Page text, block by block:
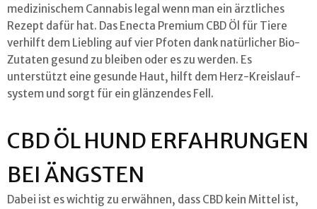
medizinischem Cannabis legal wenn man ein ärztliches
Rezept dafür hat. Das Enecta Premium CBD Öl für Tiere
verhilft dem Liebling auf vier Pfoten dank natürlicher Bio-
Zutaten gesund zu bleiben oder es zu werden. Es
unterstützt eine gesunde Haut, hilft dem Herz-Kreislauf-
system und sorgt für ein glänzendes Fell.
CBD ÖL HUND ERFAHRUNGEN
BEI ÄNGSTEN
Dabei ist es wichtig zu erwähnen, dass CBD kein Mittel ist,